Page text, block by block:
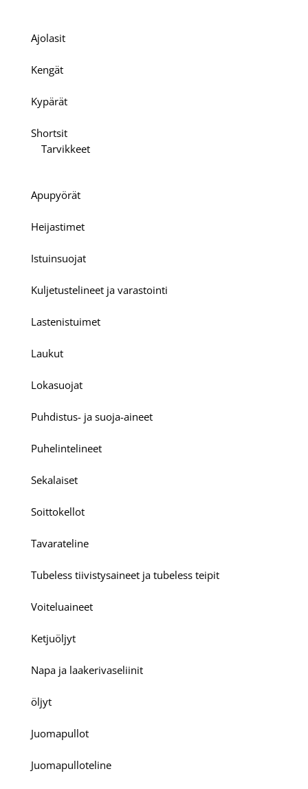
Ajolasit
Kengät
Kypärät
Shortsit
Tarvikkeet
Apupyörät
Heijastimet
Istuinsuojat
Kuljetustelineet ja varastointi
Lastenistuimet
Laukut
Lokasuojat
Puhdistus- ja suoja-aineet
Puhelintelineet
Sekalaiset
Soittokellot
Tavarateline
Tubeless tiivistysaineet ja tubeless teipit
Voiteluaineet
Ketjuöljyt
Napa ja laakerivaseliinit
öljyt
Juomapullot
Juomapulloteline